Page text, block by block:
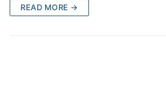
READ MORE →